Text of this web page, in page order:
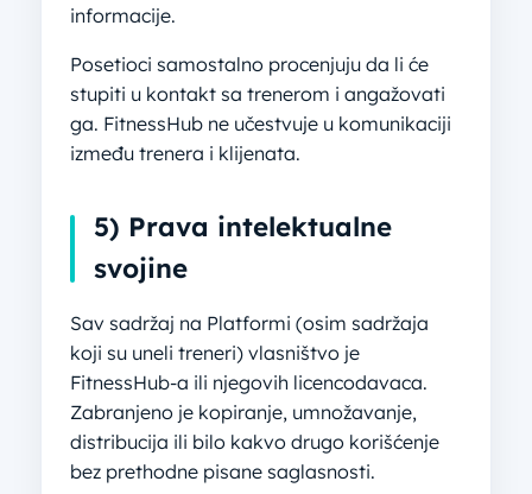
informacije.
Posetioci samostalno procenjuju da li će
stupiti u kontakt sa trenerom i angažovati
ga. FitnessHub ne učestvuje u komunikaciji
između trenera i klijenata.
5) Prava intelektualne
svojine
Sav sadržaj na Platformi (osim sadržaja
koji su uneli treneri) vlasništvo je
FitnessHub-a ili njegovih licencodavaca.
Zabranjeno je kopiranje, umnožavanje,
distribucija ili bilo kakvo drugo korišćenje
bez prethodne pisane saglasnosti.